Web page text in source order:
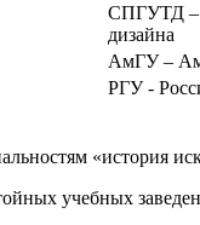
СПГУТД –
дизайна
АмГУ –
РГУ -
«история
учебных